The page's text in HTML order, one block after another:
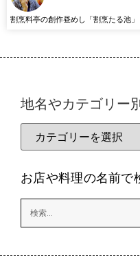
割烹料亭の創作昼めし「割烹たる池」
地名やカテゴリー
お店や料理の名前で